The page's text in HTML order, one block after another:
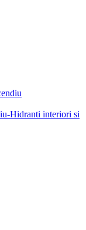
Hidranti interiori si